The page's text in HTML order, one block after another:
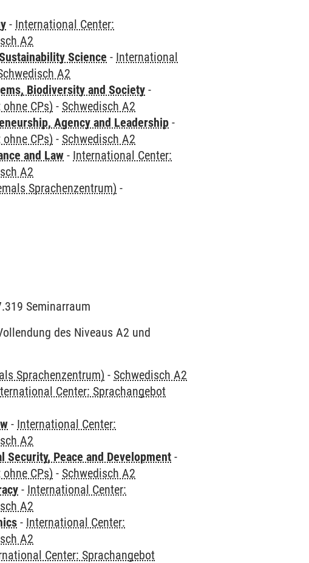
- International Center:
A2
Science - International
A2
Biodiversity and Society -
CPs) - Schwedisch A2
Agency and Leadership -
CPs) - Schwedisch A2
and Law - International Center:
A2
Sprachenzentrum) -
Seminarraum
des Niveaus A2 und
Sprachenzentrum) - Schwedisch A2
Center: Sprachangebot
- International Center:
A2
Security, Peace and Development -
CPs) - Schwedisch A2
- International Center:
A2
- International Center:
A2
Center: Sprachangebot